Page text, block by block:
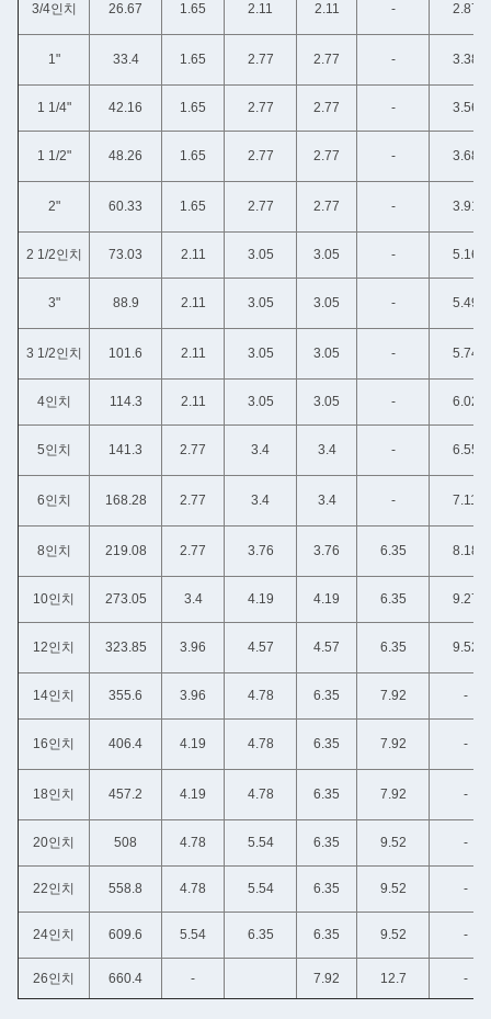
3/4인치 26.67 1.65 2.11 2.11 - 2.87
1" 33.4 1.65 2.77 2.77 - 3.38
1 1/4" 42.16 1.65 2.77 2.77 - 3.56
1 1/2" 48.26 1.65 2.77 2.77 - 3.68
2" 60.33 1.65 2.77 2.77 - 3.91
2 1/2인치 73.03 2.11 3.05 3.05 - 5.16
3" 88.9 2.11 3.05 3.05 - 5.49
3 1/2인치 101.6 2.11 3.05 3.05 - 5.74
4인치 114.3 2.11 3.05 3.05 - 6.02
5인치 141.3 2.77 3.4 3.4 - 6.55
6인치 168.28 2.77 3.4 3.4 - 7.11
8인치 219.08 2.77 3.76 3.76 6.35 8.18
10인치 273.05 3.4 4.19 4.19 6.35 9.27
12인치 323.85 3.96 4.57 4.57 6.35 9.52
14인치 355.6 3.96 4.78 6.35 7.92 -
16인치 406.4 4.19 4.78 6.35 7.92 -
18인치 457.2 4.19 4.78 6.35 7.92 -
20인치 508 4.78 5.54 6.35 9.52 -
22인치 558.8 4.78 5.54 6.35 9.52 -
24인치 609.6 5.54 6.35 6.35 9.52 -
26인치 660.4 - 7.92 12.7 -